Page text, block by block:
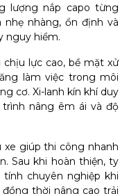
lượng nắp capo từng
nhàng, ổn định và
nguy hiểm.
lực cao, bề mặt xử
làm việc trong môi
cơ. Xi-lanh kín khí duy
nâng êm ái và độ
giúp thi công nhanh
Sau khi hoàn thiện, ty
chuyên nghiệp khi
thời nâng cao trải